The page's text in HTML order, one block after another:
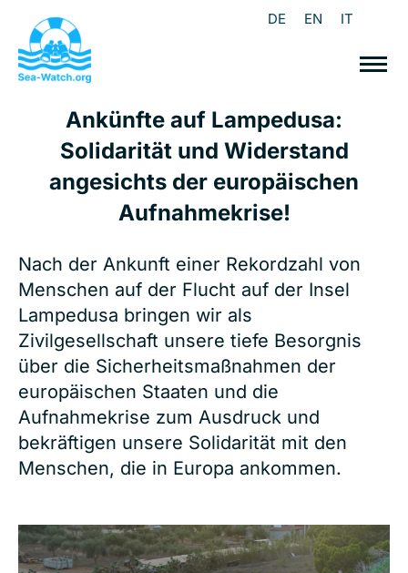
DE EN IT
Ankünfte auf Lampedusa:
Solidarität und Widerstand
angesichts der europäischen
Aufnahmekrise!
Nach der Ankunft einer Rekordzahl von
Menschen auf der Flucht auf der Insel
Lampedusa bringen wir als
Zivilgesellschaft unsere tiefe Besorgnis
über die Sicherheitsmaßnahmen der
europäischen Staaten und die
Aufnahmekrise zum Ausdruck und
bekräftigen unsere Solidarität mit den
Menschen, die in Europa ankommen.